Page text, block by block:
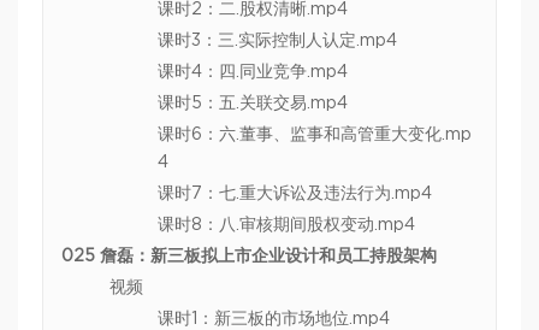
课时2：二.股权清晰.mp4
课时3：三.实际控制人认定.mp4
课时4：四.同业竞争.mp4
课时5：五.关联交易.mp4
课时6：六.董事、监事和高管重大变化.mp
4
课时7：七.重大诉讼及违法行为.mp4
课时8：八.审核期间股权变动.mp4
025 詹磊：新三板拟上市企业设计和员工持股架构
视频
课时1：新三板的市场地位.mp4